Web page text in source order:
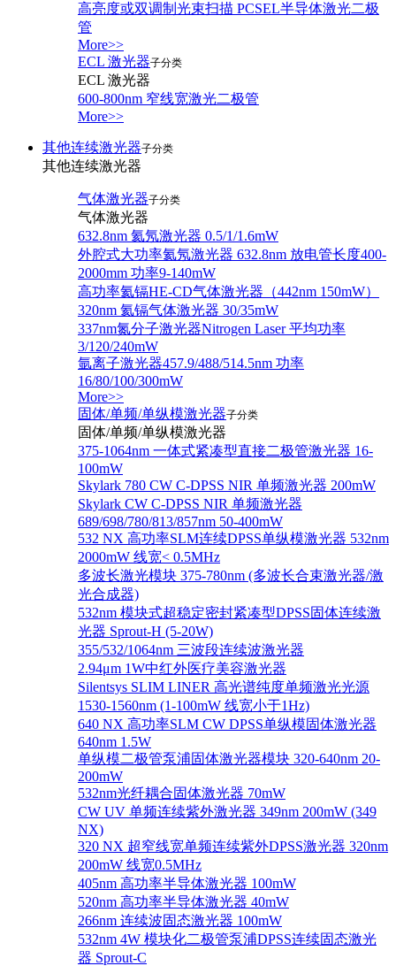
高亮度或双调制光束扫描 PCSEL半导体激光二极
管
More>>
ECL 激光器子分类
ECL 激光器
600-800nm 窄线宽激光二极管
More>>
其他连续激光器子分类
其他连续激光器
气体激光器子分类
气体激光器
632.8nm 氦氖激光器 0.5/1/1.6mW
外腔式大功率氦氖激光器 632.8nm 放电管长度400-
2000mm 功率9-140mW
高功率氦镉HE-CD气体激光器（442nm 150mW）
320nm 氦镉气体激光器 30/35mW
337nm氮分子激光器Nitrogen Laser 平均功率
3/120/240mW
氩离子激光器457.9/488/514.5nm 功率
16/80/100/300mW
More>>
固体/单频/单纵模激光器子分类
固体/单频/单纵模激光器
375-1064nm 一体式紧凑型直接二极管激光器 16-
100mW
Skylark 780 CW C-DPSS NIR 单频激光器 200mW
Skylark CW C-DPSS NIR 单频激光器
689/698/780/813/857nm 50-400mW
532 NX 高功率SLM连续DPSS单纵模激光器 532nm
2000mW 线宽< 0.5MHz
多波长激光模块 375-780nm (多波长合束激光器/激
光合成器)
532nm 模块式超稳定密封紧凑型DPSS固体连续激
光器 Sprout-H (5-20W)
355/532/1064nm 三波段连续波激光器
2.94μm 1W中红外医疗美容激光器
Silentsys SLIM LINER 高光谱纯度单频激光光源
1530-1560nm (1-100mW 线宽小于1Hz)
640 NX 高功率SLM CW DPSS单纵模固体激光器
640nm 1.5W
单纵模二极管泵浦固体激光器模块 320-640nm 20-
200mW
532nm光纤耦合固体激光器 70mW
CW UV 单频连续紫外激光器 349nm 200mW (349
NX)
320 NX 超窄线宽单频连续紫外DPSS激光器 320nm
200mW 线宽0.5MHz
405nm 高功率半导体激光器 100mW
520nm 高功率半导体激光器 40mW
266nm 连续波固态激光器 100mW
532nm 4W 模块化二极管泵浦DPSS连续固态激光
器 Sprout-C